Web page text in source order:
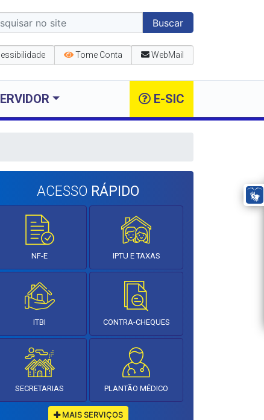
Buscar
Tome Conta WebMail
E-SIC
ACESSO RÁPIDO
NF-E IPTU E TAXAS
ITBI CONTRA-CHEQUES
SECRETARIAS PLANTÃO MÉDICO
MAIS SERVIÇOS